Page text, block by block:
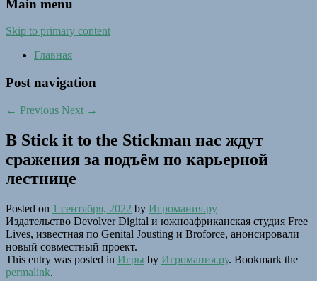
Main menu
Skip to primary content
Главная
Post navigation
← Previous Next →
В Stick it to the Stickman нас ждут
сражения за подъём по карьерной
лестнице
Posted on 1 сентября, 2022 by Игромания.ру
Издательство Devolver Digital и южноафриканская студия Free
Lives, известная по Genital Jousting и Broforce, анонсировали
новый совместный проект.
This entry was posted in Игры by Игромания.ру. Bookmark the
permalink.